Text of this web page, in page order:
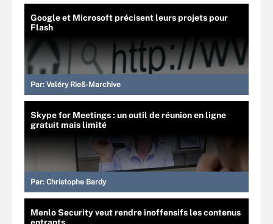
Google et Microsoft précisent leurs projets pour
Flash
Par: Valéry Rieß-Marchive
Skype for Meetings : un outil de réunion en ligne
gratuit mais limité
Par: Christophe Bardy
Menlo Security veut rendre inoffensifs les contenus